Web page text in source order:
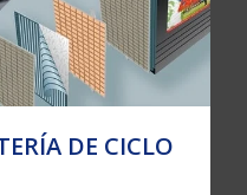
DE CICLO